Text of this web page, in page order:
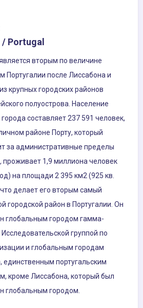
Portugal
вторым по величине
Португалии после Лиссабона и
крупных городских районов
полуострова. Население
составляет 237 591 человек,
районе Порту, который
за административные пределы
проживает 1,9 миллиона человек
на площади 2 395 км2 (925 кв.
делает его вторым самый
городской район в Португалии. Он
глобальным городом гамма-
группой по
и глобальным городам
единственным португальским
кроме Лиссабона, который был
глобальным городом.